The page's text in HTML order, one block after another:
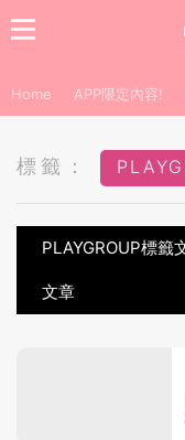
Home APP限定內容!
標籤：
PLAYGROUP標籤
文章